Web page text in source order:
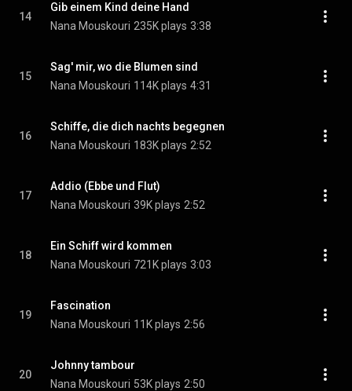
14
Gib einem Kind deine Hand
Nana Mouskouri 235K plays 3:38
15
Sag' mir, wo die Blumen sind
Nana Mouskouri 114K plays 4:31
16
Schiffe, die dich nachts begegnen
Nana Mouskouri 183K plays 2:52
17
Addio (Ebbe und Flut)
Nana Mouskouri 39K plays 2:52
18
Ein Schiff wird kommen
Nana Mouskouri 721K plays 3:03
19
Fascination
Nana Mouskouri 11K plays 2:56
20
Johnny tambour
Nana Mouskouri 53K plays 2:50